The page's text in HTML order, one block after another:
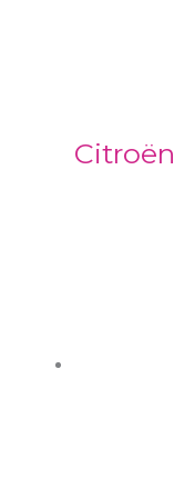
Citroën